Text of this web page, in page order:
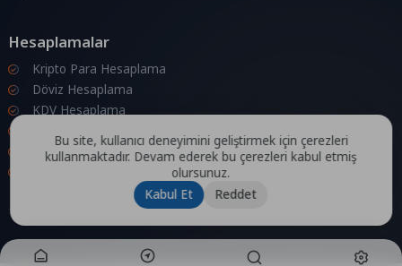
Hesaplamalar
Kripto Para Hesaplama
Döviz Hesaplama
KDV Hesaplama
Zam Hesaplama
Bu site, kullanıcı deneyimini geliştirmek için çerezleri
kullanmaktadır. Devam ederek bu çerezleri kabul etmiş
olursunuz.
Kabul Et
Reddet